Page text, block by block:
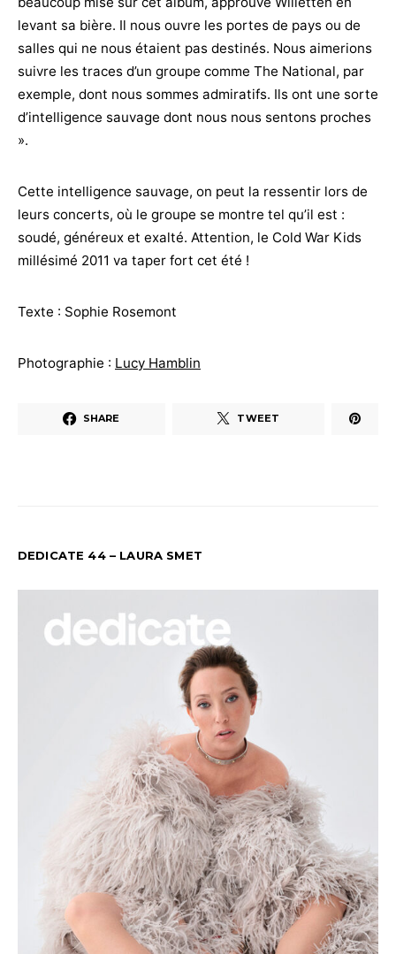
levant sa bière. Il nous ouvre les portes de pays ou de
salles qui ne nous étaient pas destinés. Nous aimerions
suivre les traces d’un groupe comme The National, par
exemple, dont nous sommes admiratifs. Ils ont une sorte
d’intelligence sauvage dont nous nous sentons proches
».
Cette intelligence sauvage, on peut la ressentir lors de
leurs concerts, où le groupe se montre tel qu’il est :
soudé, généreux et exalté. Attention, le Cold War Kids
millésimé 2011 va taper fort cet été !
Texte : Sophie Rosemont
Photographie : Lucy Hamblin
SHARE TWEET
DEDICATE 44 – LAURA SMET